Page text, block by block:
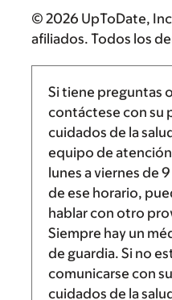
© 2026 UpToDate,
afiliados. Todos los
Si tiene preguntas
contáctese con su
cuidados de la
equipo de
lunes a viernes de 9
de ese horario,
hablar con otro
Siempre hay un
de guardia. Si no
comunicarse con
cuidados de la